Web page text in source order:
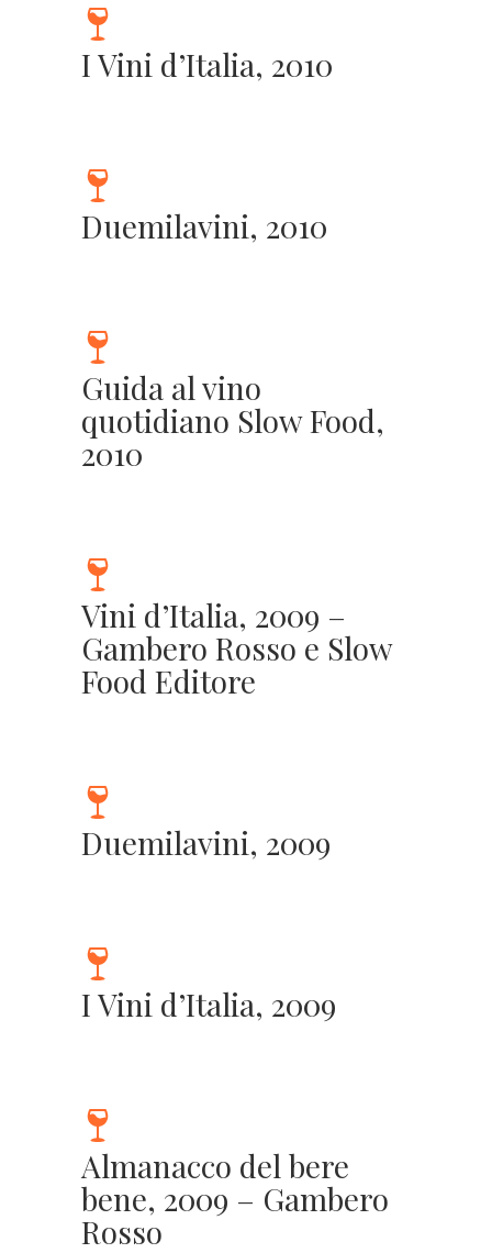
I Vini d’Italia, 2010
Duemilavini, 2010
Guida al vino
quotidiano Slow Food,
2010
Vini d’Italia, 2009 –
Gambero Rosso e Slow
Food Editore
Duemilavini, 2009
I Vini d’Italia, 2009
Almanacco del bere
bene, 2009 – Gambero
Rosso